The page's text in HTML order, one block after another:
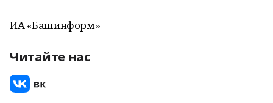
ИА «Башинформ»
Читайте нас